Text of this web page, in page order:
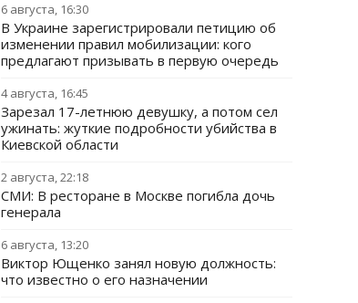
6 августа, 16:30
В Украине зарегистрировали петицию об
изменении правил мобилизации: кого
предлагают призывать в первую очередь
4 августа, 16:45
Зарезал 17-летнюю девушку, а потом сел
ужинать: жуткие подробности убийства в
Киевской области
2 августа, 22:18
СМИ: В ресторане в Москве погибла дочь
генерала
6 августа, 13:20
Виктор Ющенко занял новую должность:
что известно о его назначении